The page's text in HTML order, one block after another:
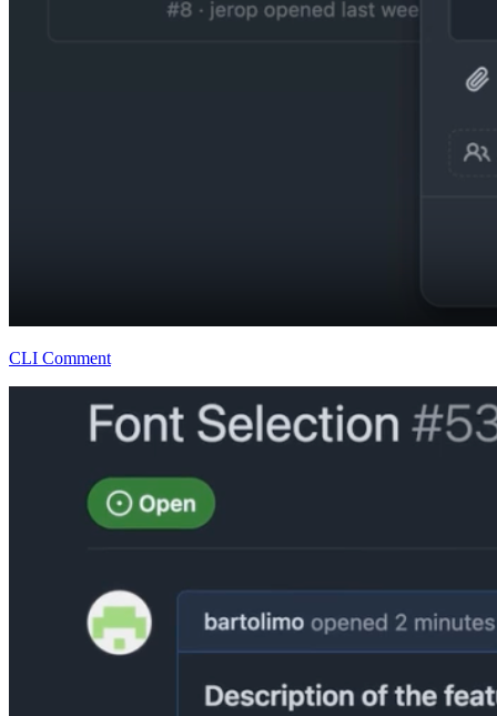
CLI Comment